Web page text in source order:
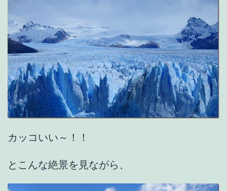
カッコいい～！！
とこんな絶景を見ながら、